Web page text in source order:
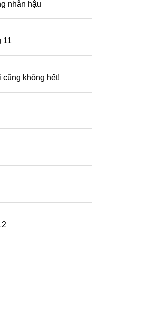
nhân hậu
11
không hết!